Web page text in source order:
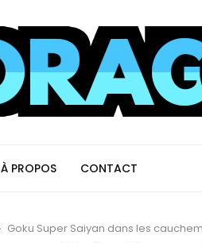
À PROPOS CONTACT
Goku Super Saiyan dans les